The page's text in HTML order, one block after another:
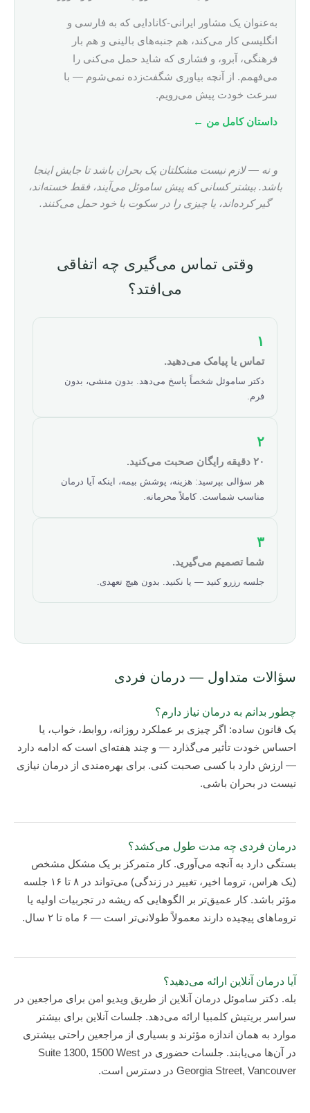
به‌عنوان یک مشاور ایرانی-کانادایی که به فارسی و
انگلیسی کار می‌کند، هم جنبه‌های بالینی و هم بار
فرهنگی، آبرو، و فشاری که شاید حمل می‌کنی را
می‌فهمم. از آنچه بیاوری شگفت‌زده نمی‌شوم — با
سرعت خودت پیش می‌رویم.
داستان کامل من ←
و نه — لازم نیست مشکلتان یک بحران باشد تا جایش اینجا
باشد. بیشتر کسانی که پیش ساموئل می‌آیند، فقط خسته‌اند،
گیر کرده‌اند، یا چیزی را در سکوت با خود حمل می‌کنند.
وقتی تماس می‌گیری چه اتفاقی
می‌افتد؟
۱
تماس یا پیامک می‌دهید.
دکتر ساموئل شخصاً پاسخ می‌دهد. بدون منشی، بدون
فرم.
۲
۲۰ دقیقه رایگان صحبت می‌کنید.
هر سؤالی بپرسید: هزینه، پوشش بیمه، اینکه آیا درمان
مناسب شماست. کاملاً محرمانه.
۳
شما تصمیم می‌گیرید.
جلسه رزرو کنید — یا نکنید. بدون هیچ تعهدی.
سؤالات متداول — درمان فردی
چطور بدانم به درمان نیاز دارم؟
یک قانون ساده: اگر چیزی بر عملکرد روزانه، روابط، خواب، یا
احساس خودت تأثیر می‌گذارد — و چند هفته‌ای است که ادامه دارد
— ارزش دارد با کسی صحبت کنی. برای بهره‌مندی از درمان نیازی
نیست در بحران باشی.
درمان فردی چه مدت طول می‌کشد؟
بستگی دارد به آنچه می‌آوری. کار متمرکز بر یک مشکل مشخص
(یک هراس، تروما اخیر، تغییر در زندگی) می‌تواند در ۸ تا ۱۶ جلسه
مؤثر باشد. کار عمیق‌تر بر الگوهایی که ریشه در تجربیات اولیه یا
تروماهای پیچیده دارند معمولاً طولانی‌تر است — ۶ ماه تا ۲ سال.
آیا درمان آنلاین ارائه می‌دهید؟
بله. دکتر ساموئل درمان آنلاین از طریق ویدیو امن برای مراجعین در
سراسر بریتیش کلمبیا ارائه می‌دهد. جلسات آنلاین برای بیشتر
موارد به همان اندازه مؤثرند و بسیاری از مراجعین راحتی بیشتری
در آن‌ها می‌یابند. جلسات حضوری در Suite 1300, 1500 West
Georgia Street, Vancouver در دسترس است.